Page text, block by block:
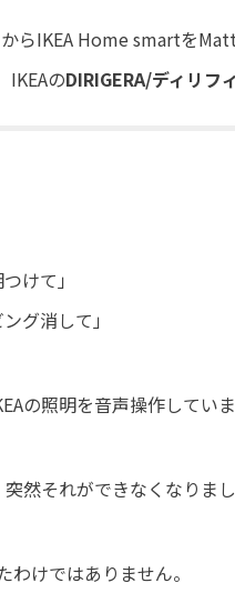
らIKEA Home smartを
IKEAのDIRIGERA/ディリフ
けて」
グ消して」
の照明を音声操作していま
然それができなくなりまし
わけではありません。